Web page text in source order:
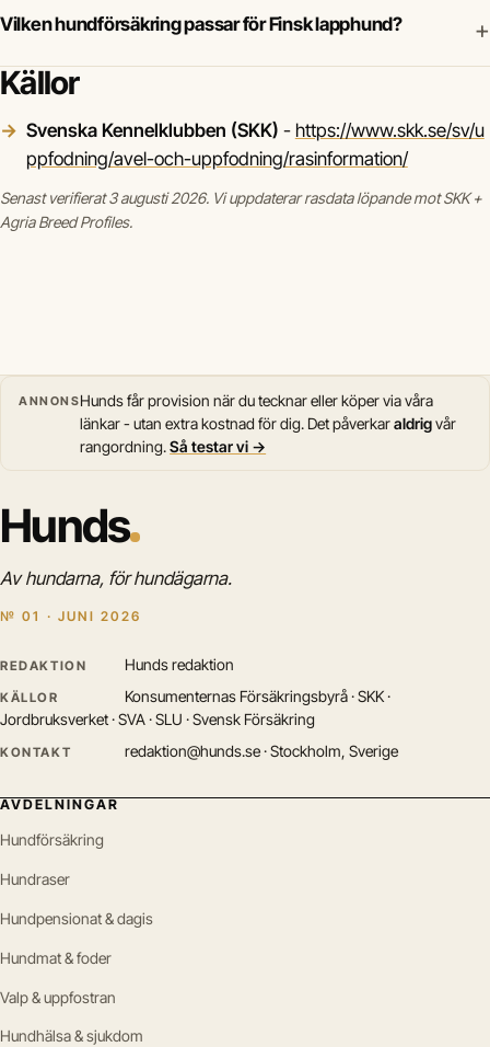
Vilken hundförsäkring passar för Finsk lapphund? +
Källor
Svenska Kennelklubben (SKK) - https://www.skk.se/sv/u
ppfodning/avel-och-uppfodning/rasinformation/
Senast verifierat 3 augusti 2026. Vi uppdaterar rasdata löpande mot SKK +
Agria Breed Profiles.
ANNONSHunds får provision när du tecknar eller köper via våra
länkar - utan extra kostnad för dig. Det påverkaraldrigvår
rangordning.Så testar vi →
Hunds
Av hundarna, för hundägarna.
№ 01 · JUNI 2026
REDAKTION Hunds redaktion
KÄLLOR
Konsumenternas Försäkringsbyrå · SKK ·
Jordbruksverket · SVA · SLU · Svensk Försäkring
KONTAKT redaktion@hunds.se · Stockholm, Sverige
AVDELNINGAR
Hundförsäkring
Hundraser
Hundpensionat & dagis
Hundmat & foder
Valp & uppfostran
Hundhälsa & sjukdom